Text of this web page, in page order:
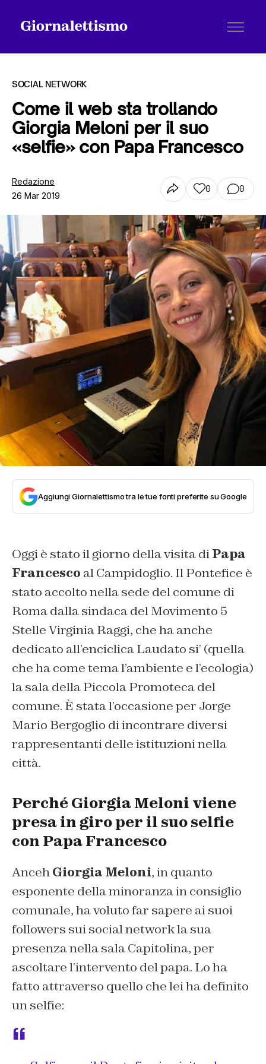
Tutti gli articoli
Chi siamo
Contatti
SOCIAL NETWORK
Come il web sta trollando
Giorgia Meloni per il suo
«selfie» con Papa Francesco
Redazione
26 Mar 2019
0 0
Aggiungi Giornalettismo tra le tue fonti preferite su Google
Oggi è stato il giorno della visita diPapa
Francesco al Campidoglio. Il Pontefice è
stato accolto nella sede del comune di
Roma dalla sindaca del Movimento 5
Stelle Virginia Raggi, che ha anche
dedicato all’enciclica Laudato si’ (quella
che ha come tema l’ambiente e l’ecologia)
la sala della Piccola Promoteca del
comune. È stata l’occasione per Jorge
Mario Bergoglio di incontrare diversi
rappresentanti delle istituzioni nella
città.
Perché Giorgia Meloni viene
presa in giro per il suo selfie
con Papa Francesco
AncehGiorgia Meloni, in quanto
esponente della minoranza in consiglio
comunale, ha voluto far sapere ai suoi
followers sui social network la sua
presenza nella sala Capitolina, per
ascoltare l’intervento del papa. Lo ha
fatto attraverso quello che lei ha definito
un selfie: